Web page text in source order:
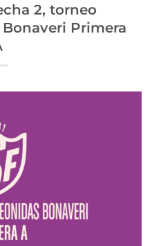
2, torneo
Primera